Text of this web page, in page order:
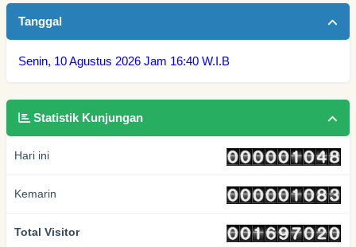
Tanggal
Senin, 10 Agustus 2026Jam 16:40 W.I.B
Statistik Kunjungan
Hari ini
Kemarin
Total Visitor